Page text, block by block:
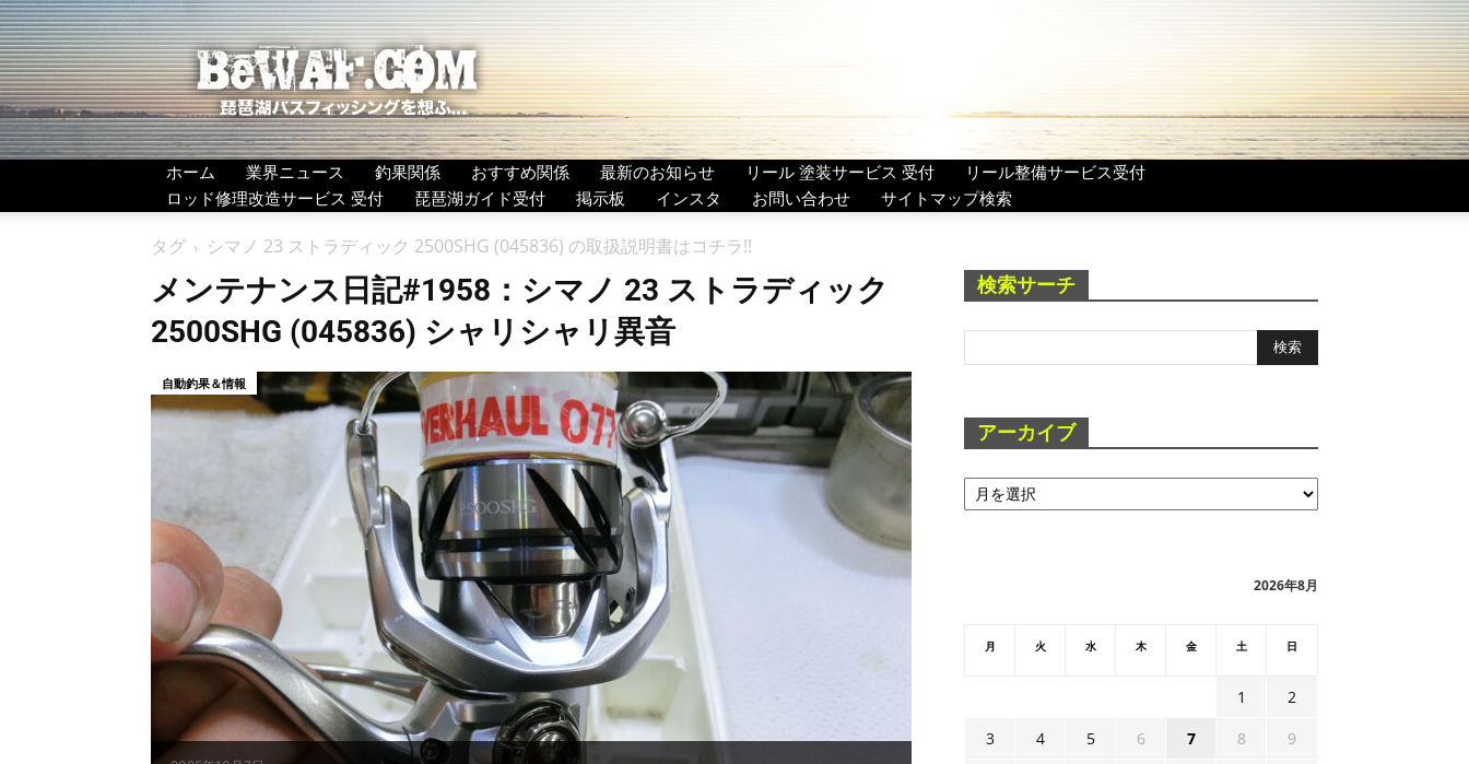
BeWAF
(ビ
ワ
エ
フ）
ホーム 業界ニュース 釣果関係 おすすめ関係 最新のお知らせ リール 塗装サービス 受付
リール整備サービス受付
ロッド修理改造サービス 受付
琵琶湖ガイド受付 掲示板 インスタ お問い合わせ サイトマップ検索
タグ シマノ 23 ストラディック 2500SHG (045836) の取扱説明書はコチラ!!
メンテナンス日記#1958：シマノ 23 ストラディック
2500SHG (045836) シャリシャリ異音
自動釣果＆情報
検索サーチ
アーカイブ
ア
ー
2026年8月
月 火 水 木 金 土 日
1
2
3
4 5 6 7 8
9